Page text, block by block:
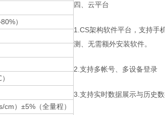
）
）±5%（全量程）
四、云平台
1.CS架构软件平台，支持手
测、无需额外安装软件。
2.支持多帐号、多设备登录
3.支持实时数据展示与历史